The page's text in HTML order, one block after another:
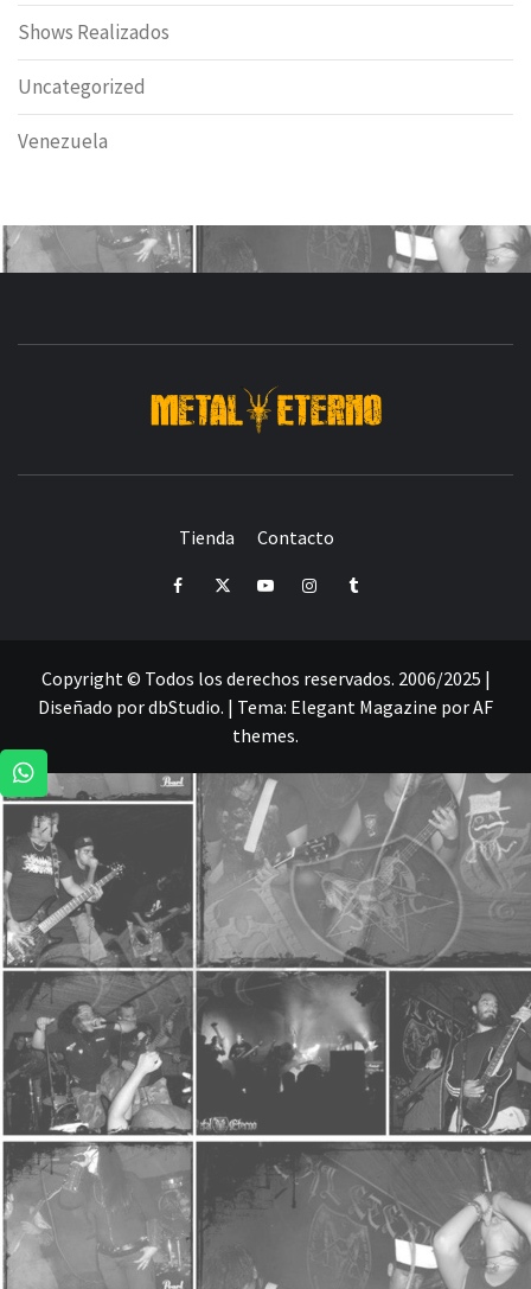
Shows Realizados
Uncategorized
Venezuela
CRÓNICAS DE RECITALES
PRENSA
Tienda Contacto
FacebookTwitterYoutubeInstagramTumblr
Copyright © Todos los derechos reservados. 2006/2025 |
Diseñado por dbStudio. | Tema: Elegant Magazine porAF
themes.